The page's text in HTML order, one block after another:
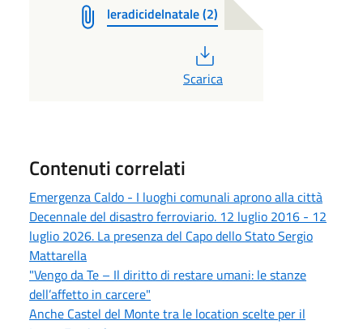
leradicidelnatale (2)
Scarica
Contenuti correlati
Emergenza Caldo - I luoghi comunali aprono alla città
Decennale del disastro ferroviario. 12 luglio 2016 - 12
luglio 2026. La presenza del Capo dello Stato Sergio
Mattarella
"Vengo da Te – Il diritto di restare umani: le stanze
dell’affetto in carcere"
Anche Castel del Monte tra le location scelte per il